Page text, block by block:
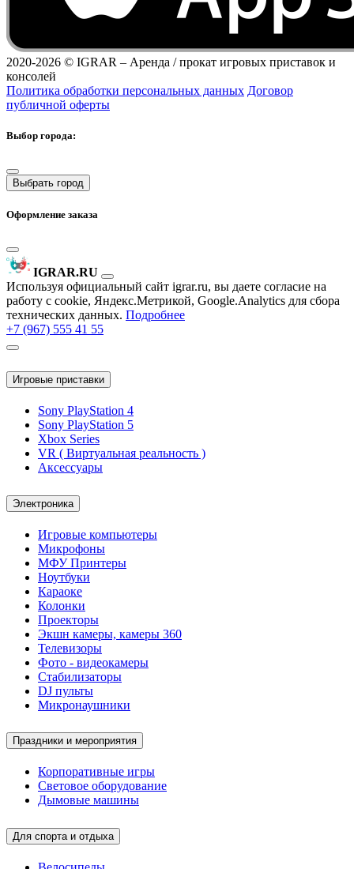
2020-2026 © IGRAR – Аренда / прокат игровых приставок и
консолей
Политика обработки персональных данных Договор
публичной оферты
Выбор города:
Выбрать город
Оформление заказа
IGRAR.RU
Используя официальный сайт igrar.ru, вы даете согласие на
работу с cookie, Яндекс.Метрикой, Google.Analytics для сбора
технических данных. Подробнее
+7 (967) 555 41 55
Игровые приставки
Sony PlayStation 4
Sony PlayStation 5
Xbox Series
VR ( Виртуальная реальность )
Аксессуары
Электроника
Игровые компьютеры
Микрофоны
МФУ Принтеры
Ноутбуки
Караоке
Колонки
Проекторы
Экшн камеры, камеры 360
Телевизоры
Фото - видеокамеры
Стабилизаторы
DJ пульты
Микронаушники
Праздники и мероприятия
Корпоративные игры
Световое оборудование
Дымовые машины
Для спорта и отдыха